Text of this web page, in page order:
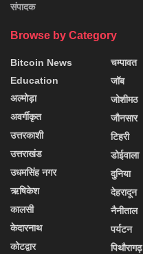
संपादक
Browse by Category
Bitcoin News
Education
अल्मोड़ा
अवर्गीकृत
उत्तरकाशी
उत्तराखंड
उधमसिंह नगर
ऋषिकेश
कालसी
केदारनाथ
कोटद्वार
चम्पावत
जॉब
जोशीमठ
जौनसार
टिहरी
डोईवाला
दुनिया
देहरादून
नैनीताल
पर्यटन
पिथौरागढ़